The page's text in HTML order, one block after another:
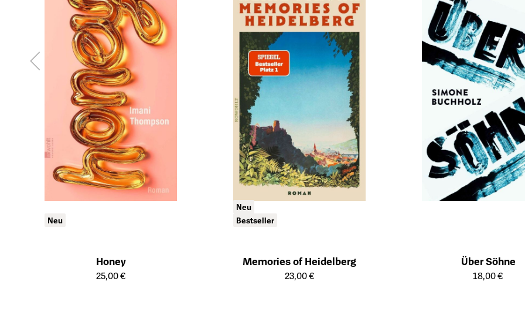
Neu
Honey
Öffnet die Detailseite des Produkts
25,00 €
Neu
Bestseller
Memories of Heidelberg
Öffnet die Detailseite des Produkts
23,00 €
Über Söhne
Öffnet die Detailseite des
18,00 €